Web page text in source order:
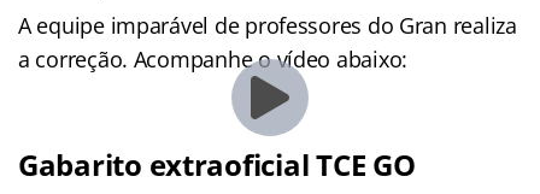
A equipe imparável de professores do Gran realiza
a correção. Acompanhe o vídeo abaixo:
Gabarito extraoficial TCE GO